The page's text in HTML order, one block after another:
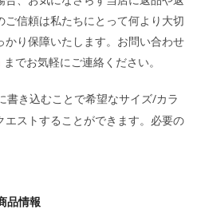
信頼は私たちにとって何より大切
り保障いたします。お問い合わせ
までお気軽にご連絡ください。
書き込むことで希望なサイズ/カラ
ストすることができます。必要の
品情報